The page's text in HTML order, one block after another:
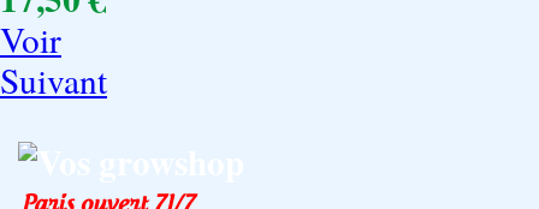
Voir
Suivant